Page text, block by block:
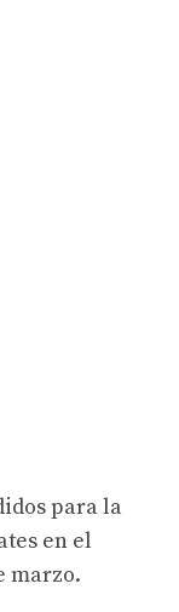
para la
en el
marzo.